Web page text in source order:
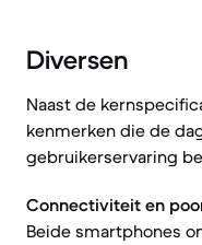
Diversen
Naast de
kenmerken die de
gebruikerservaring
Connectiviteit en
Beide smartphones